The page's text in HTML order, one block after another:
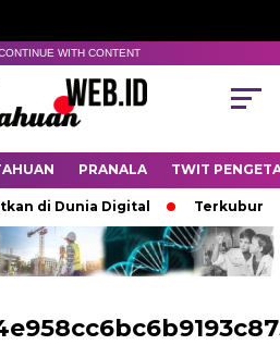
WITH CONTENT
PRANALA TWIT
di Dunia Digital Terkubur